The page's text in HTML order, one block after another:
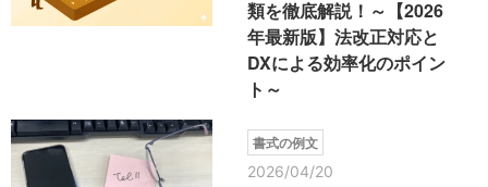
類を徹底解説！～【2026
年最新版】法改正対応と
DXによる効率化のポイン
ト～
書式の例文
2026/04/20